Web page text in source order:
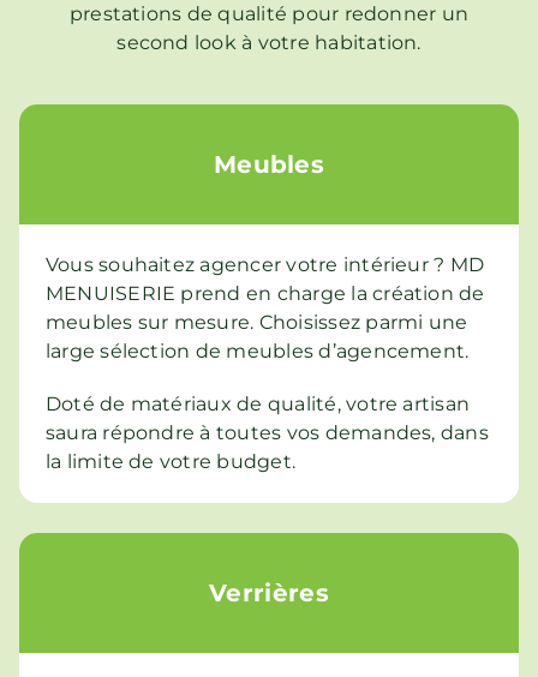
prestations de qualité pour redonner un
second look à votre habitation.
Meubles
Vous souhaitez agencer votre intérieur ? MD
MENUISERIE prend en charge la création de
meubles sur mesure. Choisissez parmi une
large sélection de meubles d’agencement.
Doté de matériaux de qualité, votre artisan
saura répondre à toutes vos demandes, dans
la limite de votre budget.
Verrières